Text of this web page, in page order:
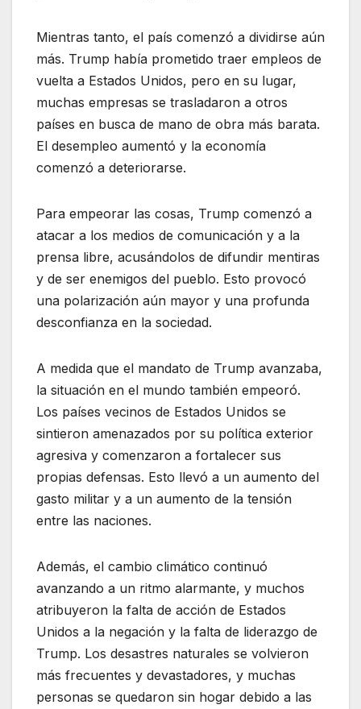
Mientras tanto, el país comenzó a dividirse aún
más. Trump había prometido traer empleos de
vuelta a Estados Unidos, pero en su lugar,
muchas empresas se trasladaron a otros
países en busca de mano de obra más barata.
El desempleo aumentó y la economía
comenzó a deteriorarse.
Para empeorar las cosas, Trump comenzó a
atacar a los medios de comunicación y a la
prensa libre, acusándolos de difundir mentiras
y de ser enemigos del pueblo. Esto provocó
una polarización aún mayor y una profunda
desconfianza en la sociedad.
A medida que el mandato de Trump avanzaba,
la situación en el mundo también empeoró.
Los países vecinos de Estados Unidos se
sintieron amenazados por su política exterior
agresiva y comenzaron a fortalecer sus
propias defensas. Esto llevó a un aumento del
gasto militar y a un aumento de la tensión
entre las naciones.
Además, el cambio climático continuó
avanzando a un ritmo alarmante, y muchos
atribuyeron la falta de acción de Estados
Unidos a la negación y la falta de liderazgo de
Trump. Los desastres naturales se volvieron
más frecuentes y devastadores, y muchas
personas se quedaron sin hogar debido a las